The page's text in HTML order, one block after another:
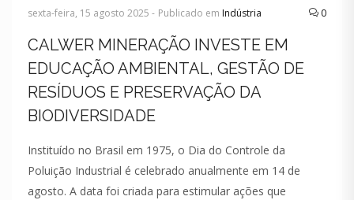
sexta-feira, 15 agosto 2025 - Publicado em Indústria 0
CALWER MINERAÇÃO INVESTE EM
EDUCAÇÃO AMBIENTAL, GESTÃO DE
RESÍDUOS E PRESERVAÇÃO DA
BIODIVERSIDADE
Instituído no Brasil em 1975, o Dia do Controle da
Poluição Industrial é celebrado anualmente em 14 de
agosto. A data foi criada para estimular ações que